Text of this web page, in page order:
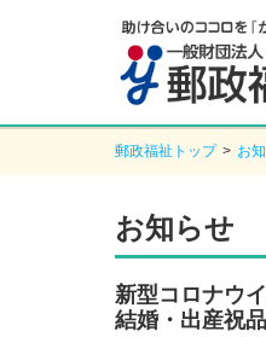
郵政福祉トップ > お
お知らせ
新型コロナウ
結婚・出産祝